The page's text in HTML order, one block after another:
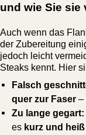
und wie Sie sie
Auch wenn das
der Zubereitung
jedoch leicht
Steaks kennt. Hier
Falsch
quer zur Faser –
Zu lange gegart:
es kurz und heiß